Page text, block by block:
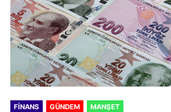
FINANS GÜNDEM MANŞET